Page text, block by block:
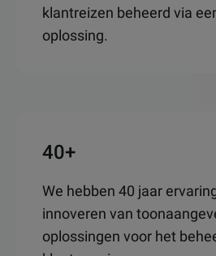
klantreizen beheerd via
oplossing.
40+
We hebben 40 jaar
innoveren van
oplossingen voor het